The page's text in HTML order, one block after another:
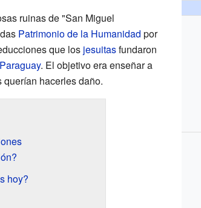
ruinas de "San Miguel
Patrimonio de la Humanidad por
que los jesuitasfundaron
Paraguay. El objetivo era enseñar a
hacerles daño.
hoy?